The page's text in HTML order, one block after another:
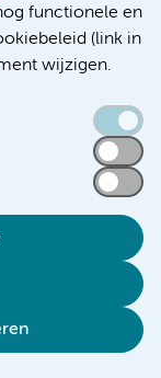
functionele en
(link in
wijzigen.